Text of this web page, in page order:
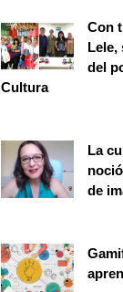
Con
del
Cultura
La
de